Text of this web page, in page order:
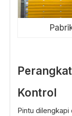
Kontrol
Pintu